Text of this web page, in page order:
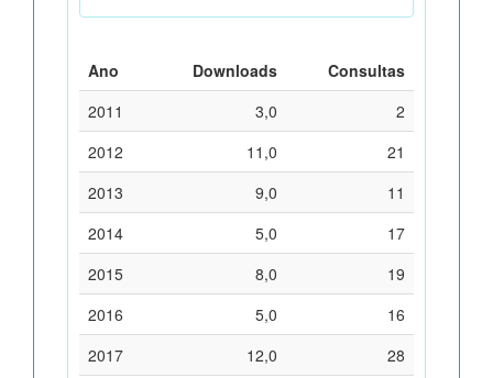
Ano Downloads
Consultas
2011
3,0
2
2012
11,0
21
2013
9,0
11
2014
5,0
17
2015
8,0
19
2016
5,0
16
2017
12,0
28